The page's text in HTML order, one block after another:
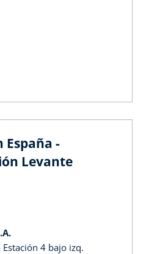
España -
Levante
Estación 4 bajo izq.